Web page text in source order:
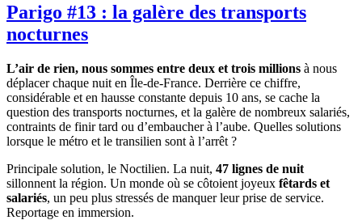
Parigo #13 : la galère des transports
nocturnes
L’air de rien, nous sommes entre deux et trois millions à nous
déplacer chaque nuit en Île-de-France. Derrière ce chiffre,
considérable et en hausse constante depuis 10 ans, se cache la
question des transports nocturnes, et la galère de nombreux salariés,
contraints de finir tard ou d’embaucher à l’aube. Quelles solutions
lorsque le métro et le transilien sont à l’arrêt ?
Principale solution, le Noctilien. La nuit, 47 lignes de nuit
sillonnent la région. Un monde où se côtoient joyeux fêtards et
salariés, un peu plus stressés de manquer leur prise de service.
Reportage en immersion.